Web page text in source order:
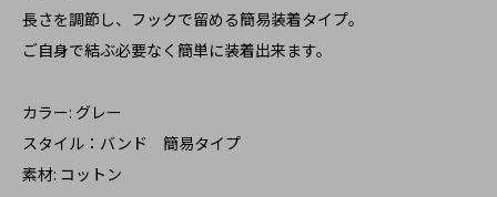
長さを調節し、フックで留める簡易装着タイプ。
ご自身で結ぶ必要なく簡単に装着出来ます。
カラー: グレー
スタイル：バンド 簡易タイプ
素材: コットン